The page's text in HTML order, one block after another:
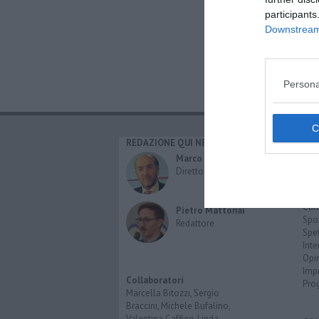
REDAZIONE QUI NEWS
Marco Migli
Direttore Responsabile
Pietro Mattonai
Redattore
Collaboratori
Marcella Bitozzi, Sergio
Braccini, Michele Bufalino,